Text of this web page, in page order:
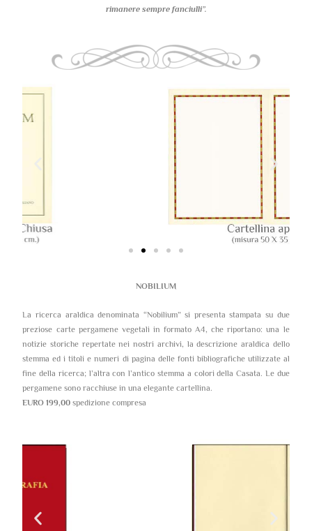
rimanere sempre fanciulli”.
NOBILIUM
La ricerca araldica denominata “Nobilium” si presenta stampata su due
preziose carte pergamene vegetali in formato A4, che riportano: una le
notizie storiche repertate nei nostri archivi, la descrizione araldica dello
stemma ed i titoli e numeri di pagina delle fonti bibliografiche utilizzate al
fine della ricerca; l’altra con l’antico stemma a colori della Casata. Le due
pergamene sono racchiuse in una elegante cartellina.
EURO 199,00 spedizione compresa